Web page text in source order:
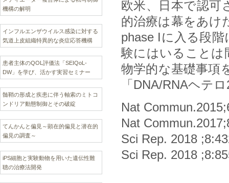
機構の解明
インフルエンザウイルス感染に対する
気道上皮組織特異的な炎症応答機構
患者主体のQOL評価法「SEIQoL-
DW」を学び、活かす実習セミナー
髄鞘の形成と疾患に伴う軸索のミトコ
ンドリア動態制御とその破綻
てんかんと偏見～顕在的偏見と潜在的
偏見の調査～
iPS細胞と実験動物を用いた遺伝性難
聴の治療法開発
欧米、日本で認可
的治療は幕をあけ
phase Iに入る段
験にはいることは
物学的な基礎事項
「DNA/RNAヘテ
Nat
Nat
Sci Rep. 2018
Sci Rep. 2018